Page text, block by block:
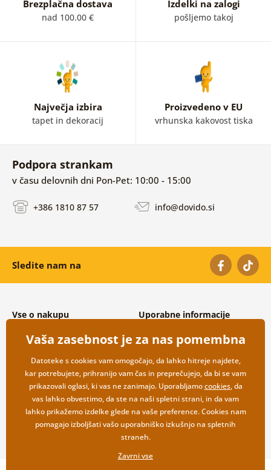
Brezplačna dostava
nad 100.00 €
Izdelki na zalogi
pošljemo takoj
Največja izbira
tapet in dekoracij
Proizvedeno v EU
vrhunska kakovost tiska
Podpora strankam
v času delovnih dni Pon-Pet: 10:00 - 15:00
+386 1810 87 57 info@dovido.si
Sledite nam na
Vse o nakupu
Splošni in reklamacijski pogoji
Varovanje osebnih podatkov
Možnosti dostave in plačila
Vračilo blaga
Uporabne informacije
Pogosto zastavljena vprašanja
Kontakti
Veleprodaja
Vaša zasebnost je za nas pomembna
Datoteke s cookies vam omogočajo, da lahko hitreje najdete,
kar potrebujete, prihranijo vam čas in preprečujejo, da bi se vam
prikazovali oglasi, ki vas ne zanimajo. Uporabljamocookies, da
vas lahko obvestimo, da ste na naši spletni strani, in da vam
lahko prikažemo izdelke glede na vaše preference. Cookies nam
pomagajo izboljšati vašo uporabniško izkušnjo na spletnih
straneh.
Zavrni vse